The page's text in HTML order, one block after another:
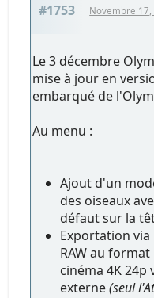
#1753 Novembre
Le 3 décembre
mise à jour en
embarqué de
Au menu :
Ajout d'un
des oiseaux
défaut sur la
Exportation
RAW au
cinéma 4K
externe(seul